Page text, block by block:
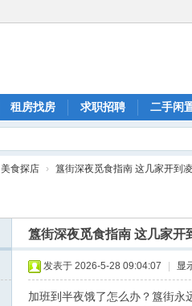
租房找房 求职招聘 二手闲
美食探店 › 簋街深夜觅食指南 这几家开到
簋街深夜觅食指南 这几家开
发表于 2026-5-28 09:04:07 显
加班到半夜饿了怎么办？簋街